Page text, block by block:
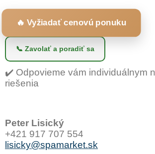
🔥 Vyžiadať cenovú ponuku
📞 Zavolať a poradiť sa
✔️ Odpovieme vám individuálnym
riešenia
Peter Lisický
+421 917 707 554
lisicky@spamarket.sk